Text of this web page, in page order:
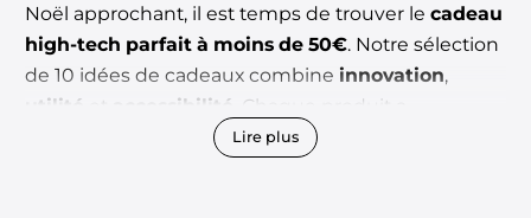
Noël approchant, il est temps de trouver le cadeau
high-tech parfait à moins de 50€. Notre sélection
de 10 idées de cadeaux combine innovation,
utilité
et accessibilité . Chaque produit a
soigneusement été choisi pour son
Lire plus